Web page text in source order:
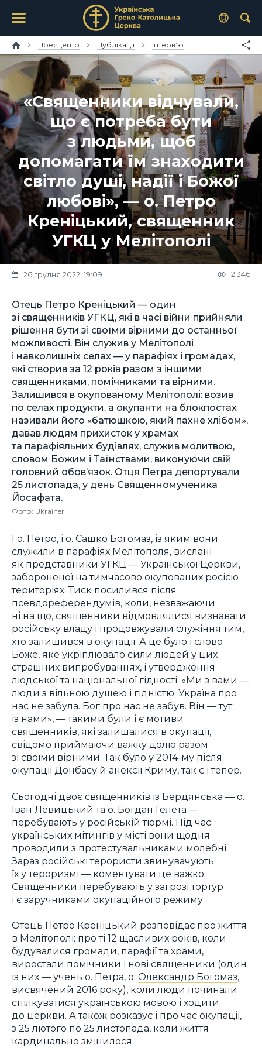
Пресцентр Публікації Інтерв’ю
«Священники відчували,
що є потреба бути
з людьми, щоб
допомагати їм знаходити
світло душі, надії і Божої
любові», — о. Петро
Креніцький, священник
УГКЦ у Мелітополі
26 грудня 2022, 19:09 2 346
Отець Петро Креніцький — один
зі священників УГКЦ, які в часі війни прийняли
рішення бути зі своїми вірними до останньої
можливості. Він служив у Мелітополі
і навколишніх селах — у парафіях і громадах,
які створив за 12 років разом з іншими
священниками, помічниками та вірними.
Залишився в окупованому Мелітополі: возив
по селах продукти, а окупанти на блокпостах
називали його «батюшкою, який пахне хлібом»,
давав людям прихисток у храмах
та парафіяльних будівлях, служив молитвою,
словом Божим і Таїнствами, виконуючи свій
головний обов’язок. Отця Петра депортували
25 листопада, у день Священномученика
Йосафата.
Фото: Ukraїner
І о. Петро, і о. Сашко Богомаз, із яким вони
служили в парафіях Мелітополя, вислані
як представники УГКЦ — Української Церкви,
забороненої на тимчасово окупованих росією
територіях. Тиск посилився після
псевдореферендумів, коли, незважаючи
ні на що, священники відмовлялися визнавати
російську владу і продовжували служіння тим,
хто залишився в окупації. А це було і слово
Боже, яке укріплювало сили людей у цих
страшних випробуваннях, і утвердження
людської та національної гідності. «Ми з вами —
люди з вільною душею і гідністю. Україна про
нас не забула. Бог про нас не забув. Він — тут
із нами», — такими були і є мотиви
священників, які залишалися в окупації,
свідомо приймаючи важку долю разом
зі своїми вірними. Так було у 2014-му після
окупації Донбасу й анексії Криму, так є і тепер.
Сьогодні двоє священників із Бердянська — о.
Іван Левицький та о. Богдан Гелета —
перебувають у російській тюрмі. Під час
українських мітингів у місті вони щодня
проводили з протестувальниками молебні.
Зараз російські терористи звинувачують
їх у тероризмі — коментувати це важко.
Священники перебувають у загрозі тортур
і є заручниками окупаційного режиму.
Отець Петро Креніцький розповідає про життя
в Мелітополі: про ті 12 щасливих років, коли
будувалися громади, парафії та храми,
виростали помічники і нові священники (один
із них — учень о. Петра, о. Олександр Богомаз,
висвячений 2016 року), коли люди починали
спілкуватися українською мовою і ходити
до церкви. А також розказує і про час окупації,
з 25 лютого по 25 листопада, коли життя
кардинально змінилося.